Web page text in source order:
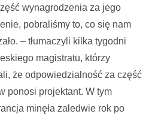
wynagrodzenia za jego
pobraliśmy to, co się nam
– tłumaczyli kilka tygodni
magistratu, którzy
że odpowiedzialność za część
ponosi projektant. W tym
minęła zaledwie rok po